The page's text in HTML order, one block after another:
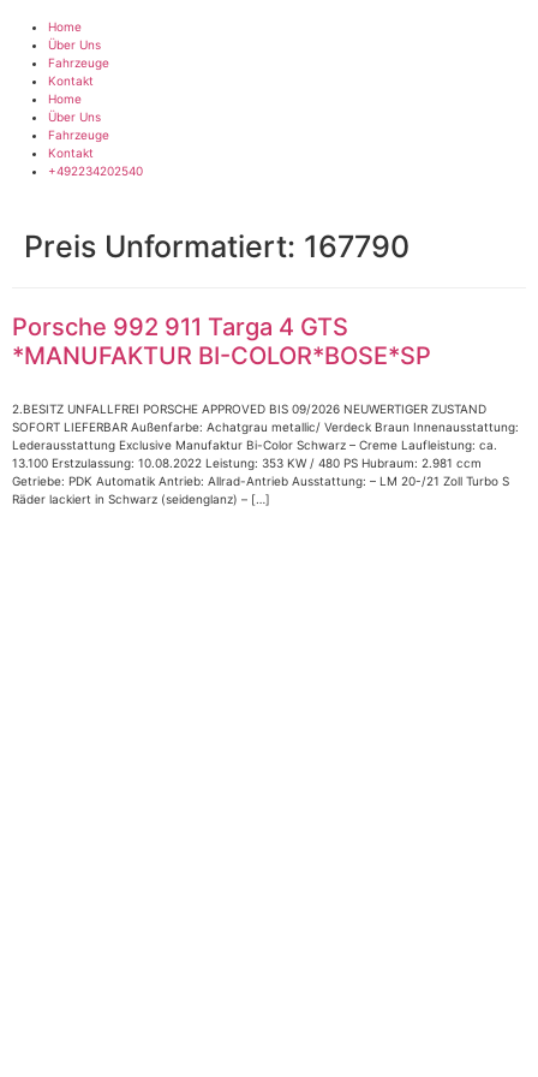
springen
Home
Über Uns
Fahrzeuge
Kontakt
Home
Über Uns
Fahrzeuge
Kontakt
+492234202540
Preis Unformatiert: 167790
Porsche 992 911 Targa 4 GTS
*MANUFAKTUR BI-COLOR*BOSE*SP
2.BESITZ UNFALLFREI PORSCHE APPROVED BIS 09/2026 NEUWERTIGER ZUSTAND
SOFORT LIEFERBAR Außenfarbe: Achatgrau metallic/ Verdeck Braun Innenausstattung:
Lederausstattung Exclusive Manufaktur Bi-Color Schwarz – Creme Laufleistung: ca.
13.100 Erstzulassung: 10.08.2022 Leistung: 353 KW / 480 PS Hubraum: 2.981 ccm
Getriebe: PDK Automatik Antrieb: Allrad-Antrieb Ausstattung: – LM 20-/21 Zoll Turbo S
Räder lackiert in Schwarz (seidenglanz) – […]